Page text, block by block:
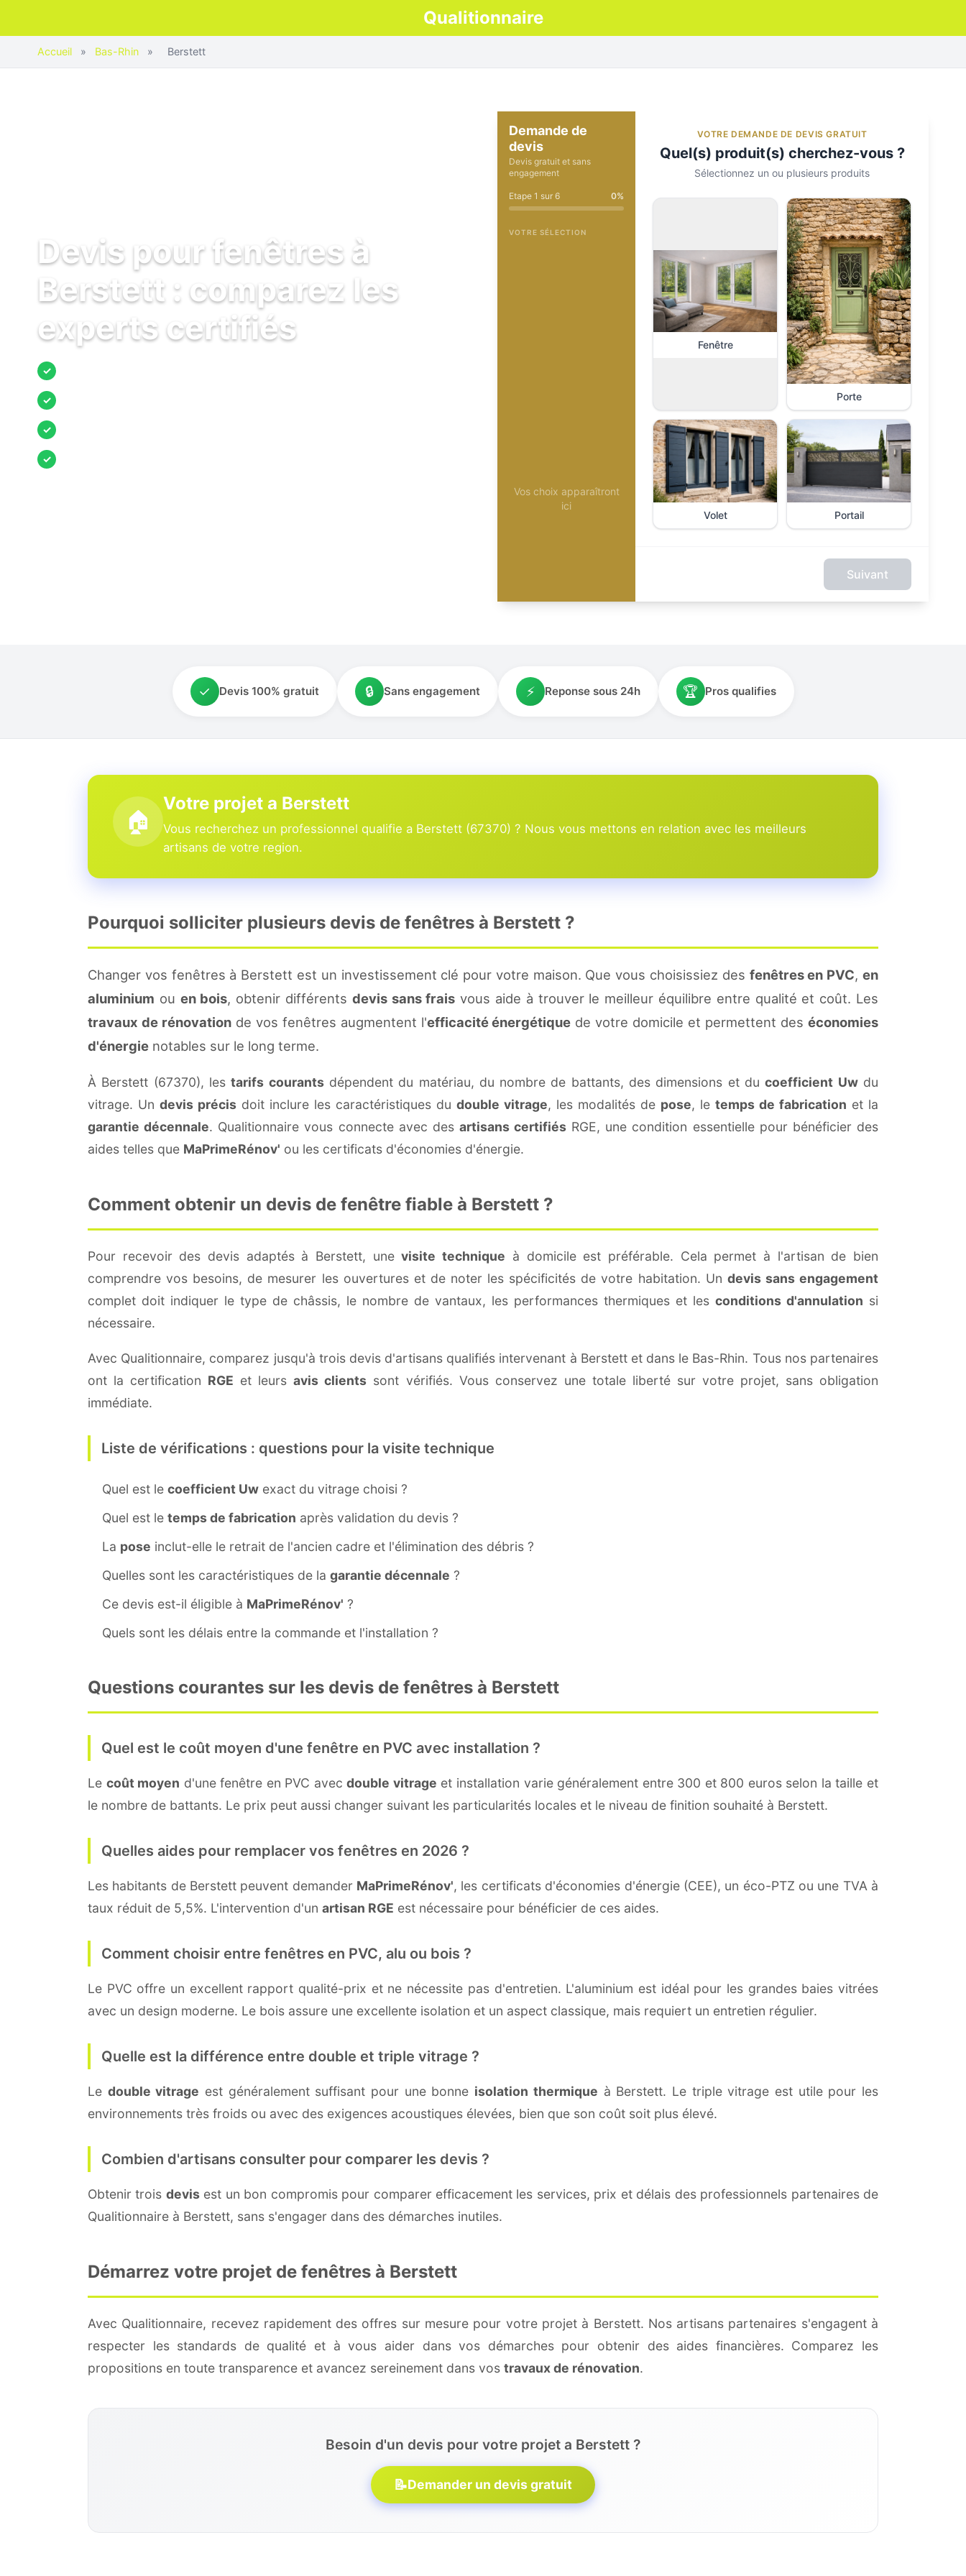
Qualitionnaire
Accueil » Bas-Rhin » Berstett
Devis pour fenêtres à
Berstett : comparez les
experts certifiés
✓
✓
✓
✓
Demande de
devis
Devis gratuit et sans
engagement
Etape 1 sur 6 0%
VOTRE SÉLECTION
Vos choix apparaîtront
ici
VOTRE DEMANDE DE DEVIS GRATUIT
Quel(s) produit(s) cherchez-vous ?
Sélectionnez un ou plusieurs produits
Fenêtre
Porte
Volet Portail
Suivant
✓ Devis 100% gratuit 🔒 Sans engagement ⚡ Reponse sous 24h 🏆 Pros qualifies
🏠
Votre projet a Berstett
Vous recherchez un professionnel qualifie a Berstett (67370) ? Nous vous mettons en relation avec les meilleurs
artisans de votre region.
Pourquoi solliciter plusieurs devis de fenêtres à Berstett ?
Changer vos fenêtres à Berstett est un investissement clé pour votre maison. Que vous choisissiez des fenêtres en PVC,en
aluminium ou en bois, obtenir différents devis sans frais vous aide à trouver le meilleur équilibre entre qualité et coût. Les
travaux de rénovationde vos fenêtres augmentent l'efficacité énergétique de votre domicile et permettent deséconomies
d'énergie notables sur le long terme.
À Berstett (67370), lestarifs courantsdépendent du matériau, du nombre de battants, des dimensions et ducoefficient Uwdu
vitrage. Un devis précis doit inclure les caractéristiques du double vitrage, les modalités de pose, le temps de fabrication et la
garantie décennale. Qualitionnaire vous connecte avec des artisans certifiés RGE, une condition essentielle pour bénéficier des
aides telles que MaPrimeRénov' ou les certificats d'économies d'énergie.
Comment obtenir un devis de fenêtre fiable à Berstett ?
Pour recevoir des devis adaptés à Berstett, unevisite technique à domicile est préférable. Cela permet à l'artisan de bien
comprendre vos besoins, de mesurer les ouvertures et de noter les spécificités de votre habitation. Un devis sans engagement
complet doit indiquer le type de châssis, le nombre de vantaux, les performances thermiques et les conditions d'annulation si
nécessaire.
Avec Qualitionnaire, comparez jusqu'à trois devis d'artisans qualifiés intervenant à Berstett et dans le Bas-Rhin. Tous nos partenaires
ont la certification RGE et leursavis clients sont vérifiés. Vous conservez une totale liberté sur votre projet, sans obligation
immédiate.
Liste de vérifications : questions pour la visite technique
Quel est le coefficient Uw exact du vitrage choisi ?
Quel est le temps de fabrication après validation du devis ?
La pose inclut-elle le retrait de l'ancien cadre et l'élimination des débris ?
Quelles sont les caractéristiques de la garantie décennale ?
Ce devis est-il éligible à MaPrimeRénov' ?
Quels sont les délais entre la commande et l'installation ?
Questions courantes sur les devis de fenêtres à Berstett
Quel est le coût moyen d'une fenêtre en PVC avec installation ?
Le coût moyen d'une fenêtre en PVC avecdouble vitrage et installation varie généralement entre 300 et 800 euros selon la taille et
le nombre de battants. Le prix peut aussi changer suivant les particularités locales et le niveau de finition souhaité à Berstett.
Quelles aides pour remplacer vos fenêtres en 2026 ?
Les habitants de Berstett peuvent demander MaPrimeRénov', les certificats d'économies d'énergie (CEE), un éco-PTZ ou une TVA à
taux réduit de 5,5%. L'intervention d'un artisan RGE est nécessaire pour bénéficier de ces aides.
Comment choisir entre fenêtres en PVC, alu ou bois ?
Le PVC offre un excellent rapport qualité-prix et ne nécessite pas d'entretien. L'aluminium est idéal pour les grandes baies vitrées
avec un design moderne. Le bois assure une excellente isolation et un aspect classique, mais requiert un entretien régulier.
Quelle est la différence entre double et triple vitrage ?
Le double vitrage est généralement suffisant pour une bonne isolation thermique à Berstett. Le triple vitrage est utile pour les
environnements très froids ou avec des exigences acoustiques élevées, bien que son coût soit plus élevé.
Combien d'artisans consulter pour comparer les devis ?
Obtenir trois devisest un bon compromis pour comparer efficacement les services, prix et délais des professionnels partenaires de
Qualitionnaire à Berstett, sans s'engager dans des démarches inutiles.
Démarrez votre projet de fenêtres à Berstett
Avec Qualitionnaire, recevez rapidement des offres sur mesure pour votre projet à Berstett. Nos artisans partenaires s'engagent à
respecter les standards de qualité et à vous aider dans vos démarches pour obtenir des aides financières. Comparez les
propositions en toute transparence et avancez sereinement dans vos travaux de rénovation.
Besoin d'un devis pour votre projet a Berstett ?
📝Demander un devis gratuit